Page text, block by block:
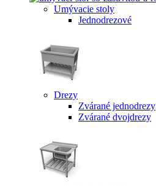
Umývacie stoly
Jednodrezové
Drezy
Zvárané jednodrezy
Zvárané dvojdrezy